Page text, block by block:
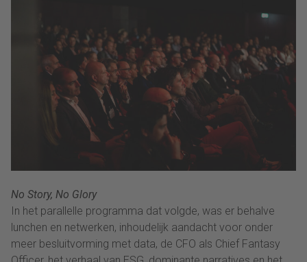
No Story, No Glory
In het parallelle programma dat volgde, was er behalve
lunchen en netwerken, inhoudelijk aandacht voor onder
meer besluitvorming met data, de CFO als Chief Fantasy